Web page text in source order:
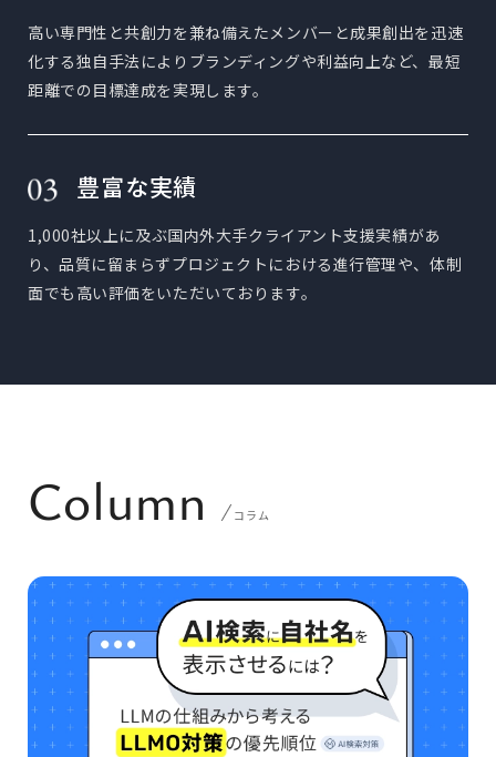
高い専門性と共創力を兼ね備えたメンバーと成果創出を迅速
化する独自手法によりブランディングや利益向上など、最短
距離での目標達成を実現します。
豊富な実績
1,000社以上に及ぶ国内外大手クライアント支援実績があ
り、品質に留まらずプロジェクトにおける進行管理や、体制
面でも高い評価をいただいております。
Column コラム